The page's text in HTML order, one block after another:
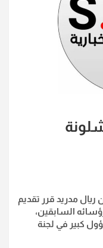
ريال مدريد قرر تقديم
السابقين،
كبير في لجنة